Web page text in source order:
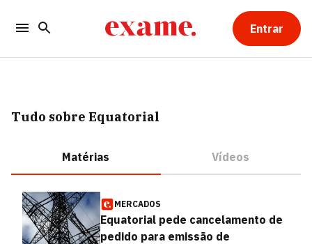
Entrar
Tudo sobre Equatorial
Matérias Vídeos
MERCADOS
Equatorial pede cancelamento de
pedido para emissão de